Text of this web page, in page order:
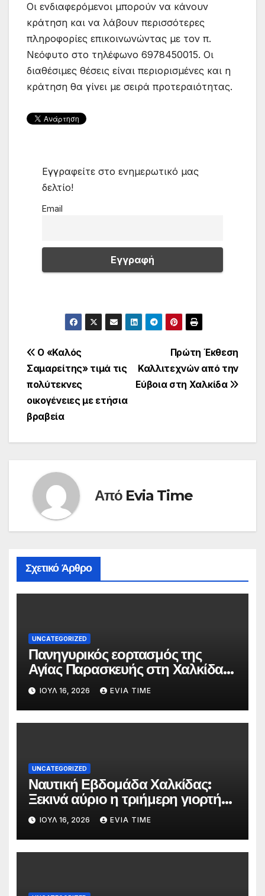
Οι ενδιαφερόμενοι μπορούν να κάνουν
κράτηση και να λάβουν περισσότερες
πληροφορίες επικοινωνώντας με τον π.
Νεόφυτο στο τηλέφωνο 6978450015. Οι
διαθέσιμες θέσεις είναι περιορισμένες και η
κράτηση θα γίνει με σειρά προτεραιότητας.
Εγγραφείτε στο ενημερωτικό μας
δελτίο!
Email
Πλοήγηση
άρθρων
Πρώτη Έκθεση
Καλλιτεχνών από την
Εύβοια στη Χαλκίδα
Ο «Καλός
Σαμαρείτης» τιμά τις
πολύτεκνες
οικογένειες με ετήσια
βραβεία
Από Evia Time
Σχετικό Άρθρο
UNCATEGORIZED
Πανηγυρικός εορτασμός της
Αγίας Παρασκευής στη Χαλκίδα
τις 25 και 26 Ιουλίου
ΙΟΎΛ 16, 2026 EVIA TIME
UNCATEGORIZED
Ναυτική Εβδομάδα Χαλκίδας:
Ξεκινά αύριο η τριήμερη γιορτή
στο όνομα της Αγίας Παρασκευής
ΙΟΎΛ 16, 2026 EVIA TIME